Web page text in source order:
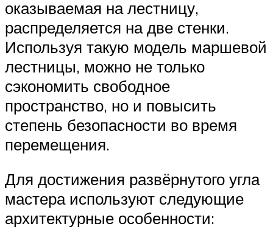
оказываемая на лестницу,
распределяется на две стенки.
Используя такую модель маршевой
лестницы, можно не только
сэкономить свободное
пространство, но и повысить
степень безопасности во время
перемещения.
Для достижения развёрнутого угла
мастера используют следующие
архитектурные особенности: